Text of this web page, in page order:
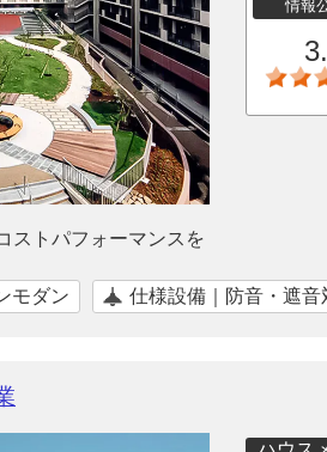
情報
ストパフォーマンスを
モダン 仕様設備｜防音・遮音